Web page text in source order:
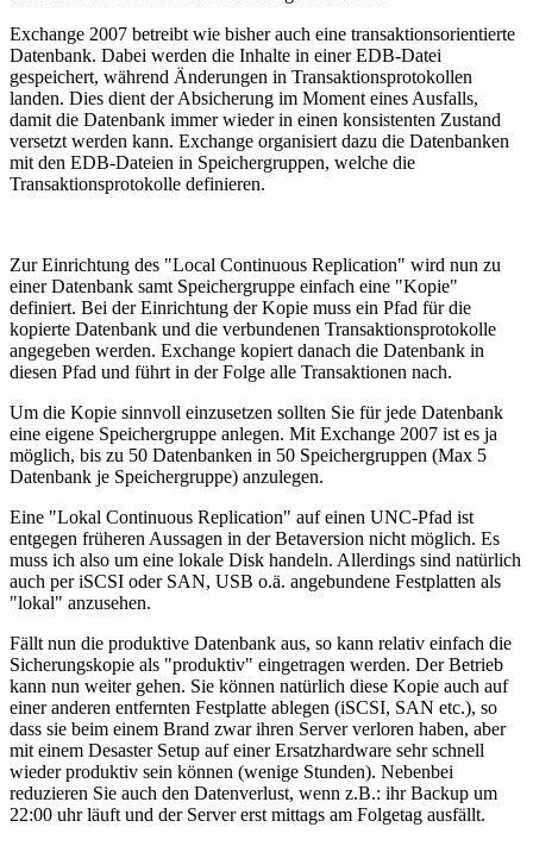
Exchange 2007 betreibt wie bisher auch eine transaktionsorientierte
Datenbank. Dabei werden die Inhalte in einer EDB-Datei
gespeichert, während Änderungen in Transaktionsprotokollen
landen. Dies dient der Absicherung im Moment eines Ausfalls,
damit die Datenbank immer wieder in einen konsistenten Zustand
versetzt werden kann. Exchange organisiert dazu die Datenbanken
mit den EDB-Dateien in Speichergruppen, welche die
Transaktionsprotokolle definieren.
Zur Einrichtung des "Local Continuous Replication" wird nun zu
einer Datenbank samt Speichergruppe einfach eine "Kopie"
definiert. Bei der Einrichtung der Kopie muss ein Pfad für die
kopierte Datenbank und die verbundenen Transaktionsprotokolle
angegeben werden. Exchange kopiert danach die Datenbank in
diesen Pfad und führt in der Folge alle Transaktionen nach.
Um die Kopie sinnvoll einzusetzen sollten Sie für jede Datenbank
eine eigene Speichergruppe anlegen. Mit Exchange 2007 ist es ja
möglich, bis zu 50 Datenbanken in 50 Speichergruppen (Max 5
Datenbank je Speichergruppe) anzulegen.
Eine "Lokal Continuous Replication" auf einen UNC-Pfad ist
entgegen früheren Aussagen in der Betaversion nicht möglich. Es
muss ich also um eine lokale Disk handeln. Allerdings sind natürlich
auch per iSCSI oder SAN, USB o.ä. angebundene Festplatten als
"lokal" anzusehen.
Fällt nun die produktive Datenbank aus, so kann relativ einfach die
Sicherungskopie als "produktiv" eingetragen werden. Der Betrieb
kann nun weiter gehen. Sie können natürlich diese Kopie auch auf
einer anderen entfernten Festplatte ablegen (iSCSI, SAN etc.), so
dass sie beim einem Brand zwar ihren Server verloren haben, aber
mit einem Desaster Setup auf einer Ersatzhardware sehr schnell
wieder produktiv sein können (wenige Stunden). Nebenbei
reduzieren Sie auch den Datenverlust, wenn z.B.: ihr Backup um
22:00 uhr läuft und der Server erst mittags am Folgetag ausfällt.